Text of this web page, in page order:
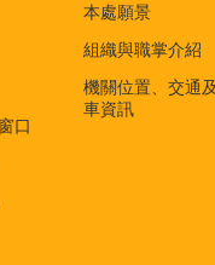
口
本處願景
組織與職掌介紹
機關位置、交通
車資訊